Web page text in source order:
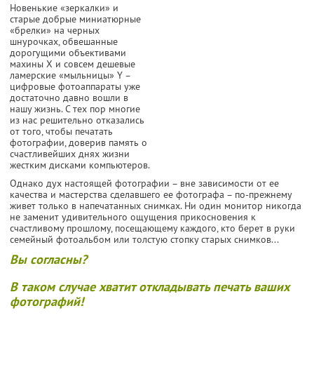
Новенькие «зеркалки» и
старые добрые миниатюрные
«брелки» на черных
шнурочках, обвешанные
дорогущими объективами
махины X и совсем дешевые
ламерские «мыльницы» Y –
цифровые фотоаппараты уже
достаточно давно вошли в
нашу жизнь. С тех пор многие
из нас решительно отказались
от того, чтобы печатать
фотографии, доверив память о
счастливейших днях жизни
жестким дисками компьютеров.
Однако дух настоящей фотографии – вне зависимости от ее
качества и мастерства сделавшего ее фотографа – по-прежнему
живет только в напечатанных снимках. Ни один монитор никогда
не заменит удивительного ощущения прикосновения к
счастливому прошлому, посещающему каждого, кто берет в руки
семейный фотоальбом или толстую стопку старых снимков...
Вы согласны?
В таком случае хватит откладывать печать ваших
фотографий!